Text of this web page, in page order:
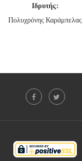
Ιδρυτής:
Πολυχρόνης Καράμπελας